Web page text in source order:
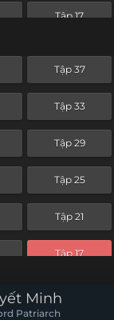
Tập 17
Tập 37
Tập 33
Tập 29
Tập 25
Tập 21
Tập 17
Minh
Patriarch